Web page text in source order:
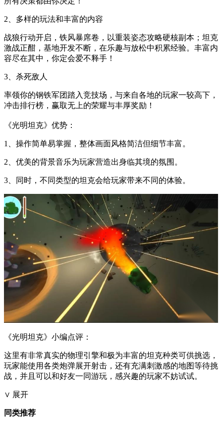
2、多样的玩法和丰富的内容
战狼行动开启，铁风暴席卷，以重装姿态攻略硬核副本；坦克
激战正酣，基地开发不断，在乐趣与放松中积累经验。丰富内
容尽在其中，你定会爱不释手！
3、杀死敌人
率领你的钢铁军团踏入竞技场，与来自各地的玩家一较高下，
冲击排行榜，赢取无上的荣耀与丰厚奖励！
《光明坦克》优势：
1、操作简单易掌握，整体画面风格简洁但细节丰富。
2、优美的背景音乐为玩家营造出身临其境的氛围。
3、同时，不同类型的坦克会给玩家带来不同的体验。
《光明坦克》小编点评：
这里有非常真实的物理引擎和极为丰富的坦克种类可供挑选，
玩家能使用各类炮弹展开射击，还有充满刺激感的地图等待挑
战，并且可以和好友一同游玩，感兴趣的玩家不妨试试。
∨ 展开
同类推荐